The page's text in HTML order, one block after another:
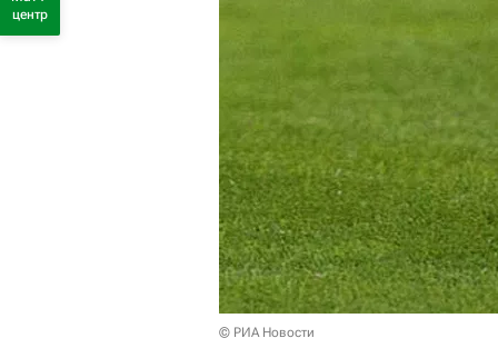
© РИА Новости
центр